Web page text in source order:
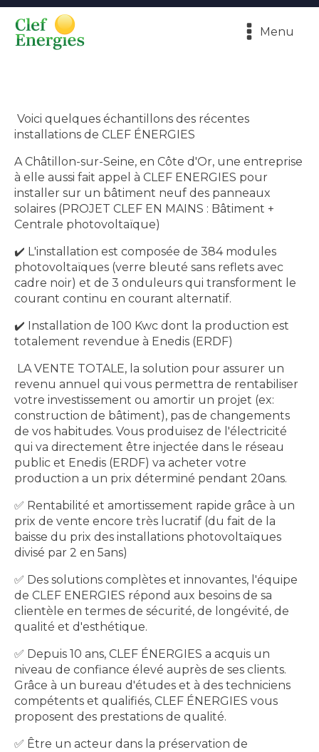
Menu
Voici quelques échantillons des récentes
installations de CLEF ÉNERGIES
A Châtillon-sur-Seine, en Côte d'Or, une entreprise
à elle aussi fait appel à CLEF ENERGIES pour
installer sur un bâtiment neuf des panneaux
solaires (PROJET CLEF EN MAINS : Bâtiment +
Centrale photovoltaïque)
✔️ L'installation est composée de 384 modules
photovoltaïques (verre bleuté sans reflets avec
cadre noir) et de 3 onduleurs qui transforment le
courant continu en courant alternatif.
✔️ Installation de 100 Kwc dont la production est
totalement revendue à Enedis (ERDF)
LA VENTE TOTALE, la solution pour assurer un
revenu annuel qui vous permettra de rentabiliser
votre investissement ou amortir un projet (ex:
construction de bâtiment), pas de changements
de vos habitudes. Vous produisez de l'électricité
qui va directement être injectée dans le réseau
public et Enedis (ERDF) va acheter votre
production a un prix déterminé pendant 20ans.
✅ Rentabilité et amortissement rapide grâce à un
prix de vente encore très lucratif (du fait de la
baisse du prix des installations photovoltaïques
divisé par 2 en 5ans)
✅ Des solutions complètes et innovantes, l'équipe
de CLEF ENERGIES répond aux besoins de sa
clientèle en termes de sécurité, de longévité, de
qualité et d'esthétique.
✅ Depuis 10 ans, CLEF ÉNERGIES a acquis un
niveau de confiance élevé auprès de ses clients.
Grâce à un bureau d'études et à des techniciens
compétents et qualifiés, CLEF ÉNERGIES vous
proposent des prestations de qualité.
✅ Être un acteur dans la préservation de